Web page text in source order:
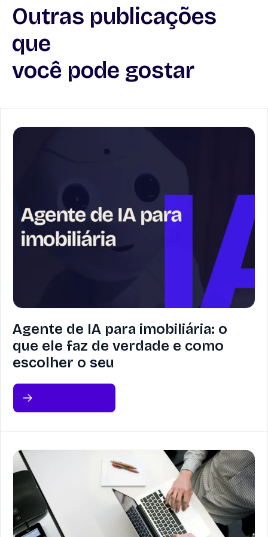
Outras publicações
que
você pode gostar
Agente de IA para imobiliária: o
que ele faz de verdade e como
escolher o seu